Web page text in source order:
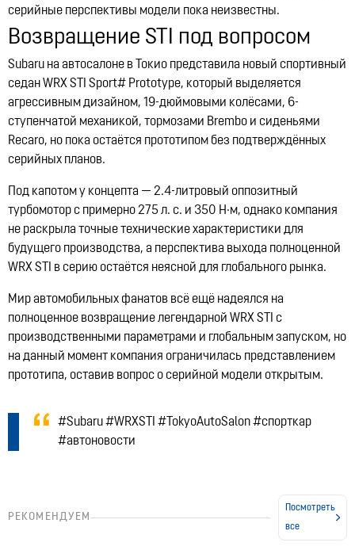
серийные перспективы модели пока неизвестны.
Возвращение STI под вопросом
Subaru на автосалоне в Токио представила новый спортивный
седан WRX STI Sport# Prototype, который выделяется
агрессивным дизайном, 19-дюймовыми колёсами, 6-
ступенчатой механикой, тормозами Brembo и сиденьями
Recaro, но пока остаётся прототипом без подтверждённых
серийных планов.
Под капотом у концепта — 2.4-литровый оппозитный
турбомотор с примерно 275 л. с. и 350 Н·м, однако компания
не раскрыла точные технические характеристики для
будущего производства, а перспектива выхода полноценной
WRX STI в серию остаётся неясной для глобального рынка.
Мир автомобильных фанатов всё ещё надеялся на
полноценное возвращение легендарной WRX STI с
производственными параметрами и глобальным запуском, но
на данный момент компания ограничилась представлением
прототипа, оставив вопрос о серийной модели открытым.
#Subaru #WRXSTI #TokyoAutoSalon #спорткар
#автоновости
РЕКОМЕНДУЕМ
Посмотреть
все